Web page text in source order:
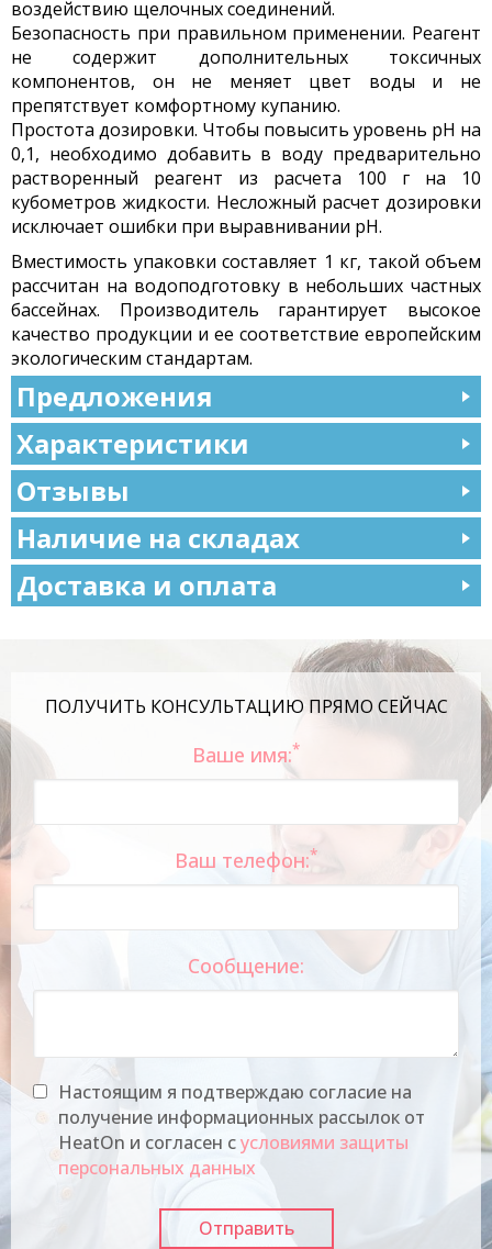
воздействию щелочных соединений.
Безопасность при правильном применении. Реагент
не содержит дополнительных токсичных
компонентов, он не меняет цвет воды и не
препятствует комфортному купанию.
Простота дозировки. Чтобы повысить уровень pH на
0,1, необходимо добавить в воду предварительно
растворенный реагент из расчета 100 г на 10
кубометров жидкости. Несложный расчет дозировки
исключает ошибки при выравнивании pH.
Вместимость упаковки составляет 1 кг, такой объем
рассчитан на водоподготовку в небольших частных
бассейнах. Производитель гарантирует высокое
качество продукции и ее соответствие европейским
экологическим стандартам.
Предложения
Характеристики
Отзывы
Наличие на складах
Доставка и оплата
ПОЛУЧИТЬ КОНСУЛЬТАЦИЮ ПРЯМО СЕЙЧАС
Ваше имя:*
Ваш телефон:*
Сообщение:
Настоящим я подтверждаю согласие на
получение информационных рассылок от
HeatOn и согласен сусловиями защиты
персональных данных